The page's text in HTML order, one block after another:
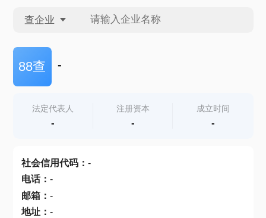
查企业
查企业
查产地
88查 -
法定代表人
-
注册资本
-
成立时间
-
社会信用代码： -
电话： -
邮箱： -
地址： -